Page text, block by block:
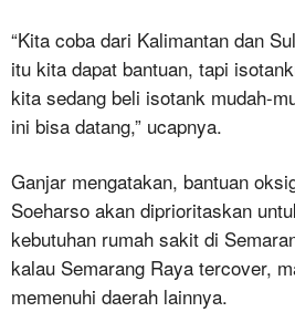
“Kita coba dari Kalimantan dan
itu kita dapat bantuan, tapi
kita sedang beli isotank mudah-
ini bisa datang,” ucapnya.
Ganjar mengatakan, bantuan
Soeharso akan diprioritaskan
kebutuhan rumah sakit di
kalau Semarang Raya tercover,
memenuhi daerah lainnya.